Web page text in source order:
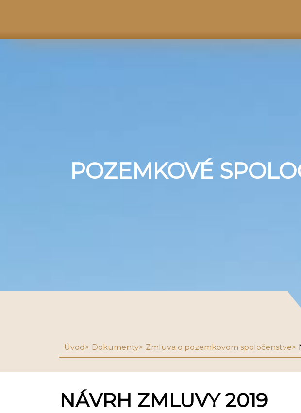
POZEMKOVÉ
Úvod Dokumenty Zmluva o pozemkovom spoločenstve
NÁVRH ZMLUVY 2019